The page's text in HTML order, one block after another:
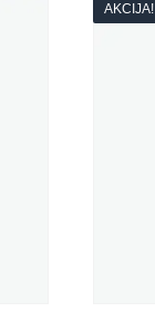
AKCIJA!